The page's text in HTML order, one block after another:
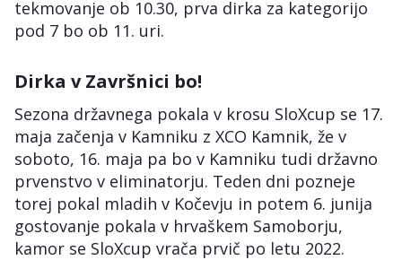
tekmovanje ob 10.30, prva dirka za kategorijo
pod 7 bo ob 11. uri.
Dirka v Završnici bo!
Sezona državnega pokala v krosu SloXcup se 17.
maja začenja v Kamniku z XCO Kamnik, že v
soboto, 16. maja pa bo v Kamniku tudi državno
prvenstvo v eliminatorju. Teden dni pozneje
torej pokal mladih v Kočevju in potem 6. junija
gostovanje pokala v hrvaškem Samoborju,
kamor se SloXcup vrača prvič po letu 2022.